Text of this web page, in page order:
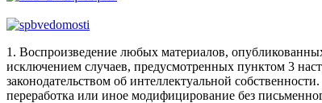
1. Воспроизведение любых материалов,
исключением случаев, предусмотренных пунктом 3
законодательством об интеллектуальной собственности.
переработка или иное модифицирование без